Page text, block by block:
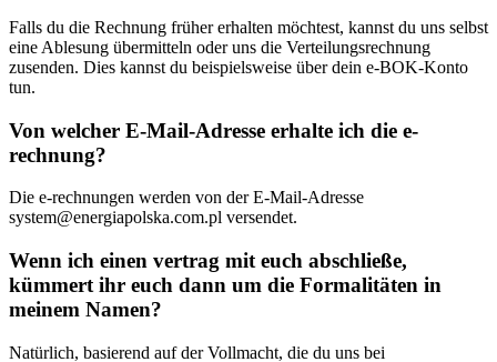
Falls du die Rechnung früher erhalten möchtest, kannst du uns selbst
eine Ablesung übermitteln oder uns die Verteilungsrechnung
zusenden. Dies kannst du beispielsweise über dein e-BOK-Konto
tun.
Von welcher E-Mail-Adresse erhalte ich die e-
rechnung?
Die e-rechnungen werden von der E-Mail-Adresse
system@energiapolska.com.pl versendet.
Wenn ich einen vertrag mit euch abschließe,
kümmert ihr euch dann um die Formalitäten in
meinem Namen?
Natürlich, basierend auf der Vollmacht, die du uns bei